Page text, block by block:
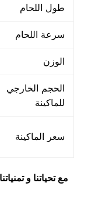
طول اللحام
سرعة اللحام
الوزن
الحجم الخارجي
للماكينة
سعر الماكينة
مع تحياتنا و